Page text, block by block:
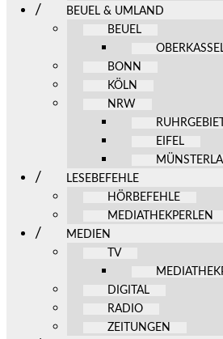
BEUEL & UMLAND
BEUEL
BONN
KÖLN
NRW
RUHRGEBIET
EIFEL
LESEBEFEHLE
HÖRBEFEHLE
MEDIATHEKPERLEN
MEDIEN
TV
DIGITAL
RADIO
ZEITUNGEN